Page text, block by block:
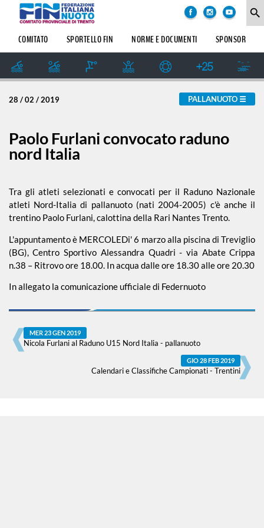
COMITATO SPORTELLO FIN NORME E DOCUMENTI SPONSOR
search
PALLANUOTO
28 / 02 / 2019
Paolo Furlani convocato raduno
nord Italia
Tra gli atleti selezionati e convocati per il Raduno Nazionale
atleti Nord-Italia di pallanuoto (nati 2004-2005) c'è anche il
trentino Paolo Furlani, calottina della Rari Nantes Trento.
L'appuntamento è MERCOLEDi' 6 marzo alla piscina di Treviglio
(BG), Centro Sportivo Alessandra Quadri - via Abate Crippa
n.38 – Ritrovo ore 18.00. In acqua dalle ore 18.30 alle ore 20.30
In allegato la comunicazione ufficiale di Federnuoto
MER 23 GEN 2019
Nicola Furlani al Raduno U15 Nord Italia - pallanuoto
GIO 28 FEB 2019
Calendari e Classifiche Campionati - Trentini
degli
argomenti
notizie:
Amatoriale
Dalle Società
Formazione
News
Pallanuoto
Qualificazione
Giovanile
COMITATO
SETTORE
IMPIANTI
SPORTIVI
SPORTIVO
STORIA